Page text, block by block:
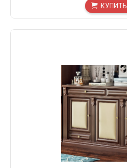
КУПИТЬ